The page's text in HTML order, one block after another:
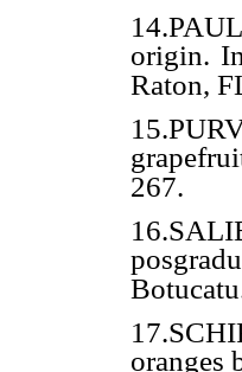
origin.
Raton,
267.
oranges